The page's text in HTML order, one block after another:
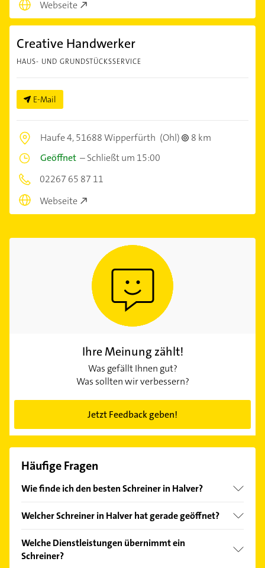
Webseite
Creative Handwerker
HAUS- UND GRUNDSTÜCKSSERVICE
E-Mail
Haufe 4,51688 Wipperfürth (Ohl)
8 km
Geöffnet –Schließt um 15:00
02267 65 87 11
Webseite
Ihre Meinung zählt!
Was gefällt Ihnen gut?
Was sollten wir verbessern?
Jetzt Feedback geben!
Häufige Fragen
Wie finde ich den besten Schreiner in Halver?
Kundenmeinungen und profitieren Sie von den
einfach nachBewertungensortiert anzeigen lassen.
Welcher Schreiner in Halver hat gerade geöffnet?
Bitte beachten Sie, dass diese an Sonn- und
Feiertagen abweichen können.
Welche Dienstleistungen übernimmt ein
Schreiner?